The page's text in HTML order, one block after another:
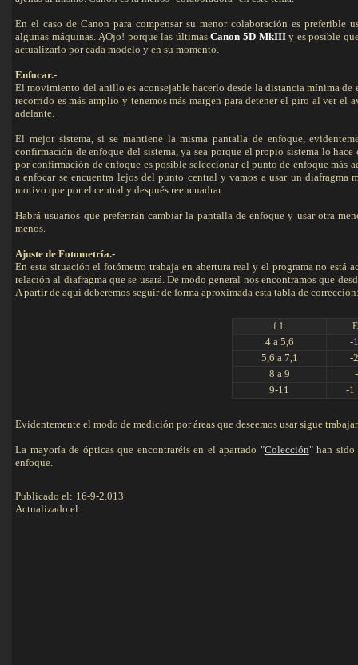
En el caso de Canon para compensar su menor colaboración es preferible
algunas máquinas. ĄOjo! porque las últimasCanon 5D MkIIIy es posible
actualizarlo por cada modelo y en su momento.
Enfocar.-
El movimiento del anillo es aconsejable hacerlo desde la distancia mínima de
recorrido es más amplio y tenemos más margen para detener el giro al ver el
adelante.
El mejor sistema, si se mantiene la misma pantalla de enfoque,
confirmación de enfoque del sistema, ya sea porque el propio sistema lo
por confirmación de enfoque es posible seleccionar el punto de enfoque más
a enfocar se encuentra lejos del punto central y vamos a usar un diafragma
motivo que por el central y después reencuadrar.
Habrá usuarios que preferirán cambiar la pantalla de enfoque y usar otra
menos.
Ajuste de Fotometría.-
En esta situación el fotómetro trabaja en abertura real y el programa no
relación al diafragma que se usará. De modo general nos encontramos que
A partir de aquí deberemos seguir de forma aproximada esta tabla de
f 1:
4 a 5,6
-
5,6 a 7,1
-
8 a 9
9-11
-1
Evidentemente el modo de medición por áreas que deseemos usar sigue
La mayoría de ópticas que encontraréis en el apartado "Colección" han sido
enfoque.
Publicado el: 16-9-2.013
Actualizado el: